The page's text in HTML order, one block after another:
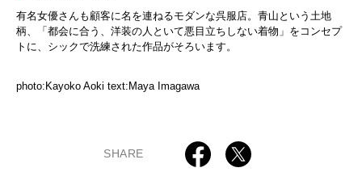
有名女優さんも顧客に名を連ねるモダンな呉服店。青山という土地
柄、「都会に合う、洋装の人といて悪目立ちしない着物」をコンセプ
トに、シックで洗練された作品がそろいます。
photo:Kayoko Aoki text:Maya Imagawa
SHARE